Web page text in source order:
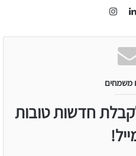
משמחים
חדשות טובות